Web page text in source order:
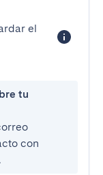
el
tu
con
.